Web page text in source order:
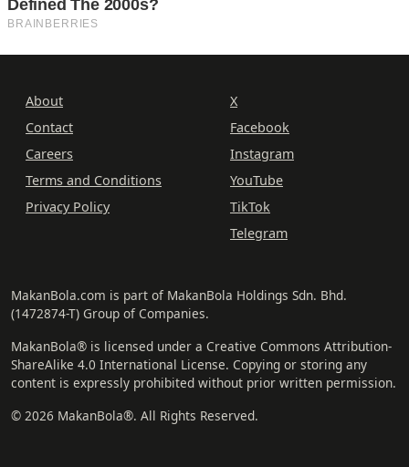
About
Contact
Careers
Terms and Conditions
Privacy Policy
X
Facebook
Instagram
YouTube
TikTok
Telegram
MakanBola.com is part of MakanBola Holdings Sdn. Bhd.
(1472874-T) Group of Companies.
MakanBola® is licensed under a Creative Commons Attribution-
ShareAlike 4.0 International License. Copying or storing any
content is expressly prohibited without prior written permission.
© 2026 MakanBola®. All Rights Reserved.